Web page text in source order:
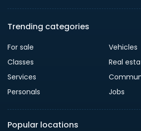
Trending categories
For sale
Vehicles
Classes
Real
Services
Personals
Jobs
Popular locations